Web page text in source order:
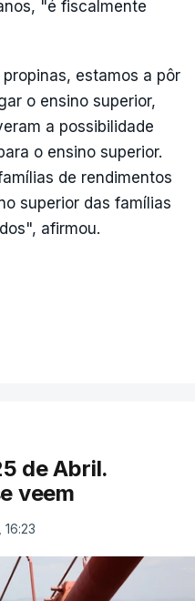
"é fiscalmente
estamos a pôr
o ensino superior,
a possibilidade
o ensino superior.
de rendimentos
superior das famílias
afirmou.
de Abril.
veem